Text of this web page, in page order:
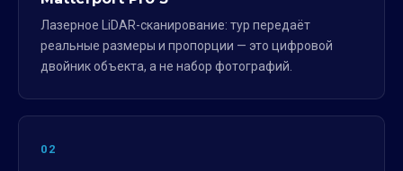
Лазерное LiDAR-сканирование: тур передаёт
реальные размеры и пропорции — это цифровой
двойник объекта, а не набор фотографий.
02